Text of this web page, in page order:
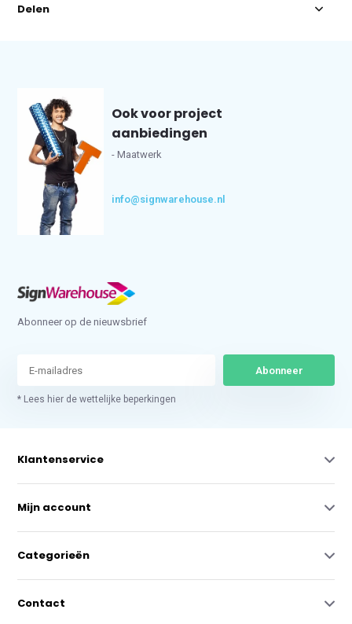
Delen
Ook voor project
aanbiedingen
- Maatwerk
info@signwarehouse.nl
Abonneer op de nieuwsbrief
Abonneer
* Lees hier de wettelijke beperkingen
Klantenservice
Mijn account
Categorieën
Contact